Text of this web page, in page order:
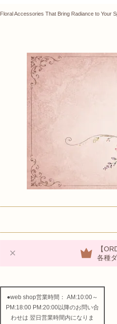
Floral Accessories That Bring Radiance to Your
【
各種
●web shop営業時間： AM:10:00～
PM:18:00 PM:20:00以降のお問い合
わせは 翌日営業時間内になりま